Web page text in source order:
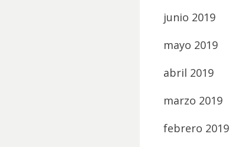
junio 2019
mayo 2019
abril 2019
marzo 2019
febrero 2019